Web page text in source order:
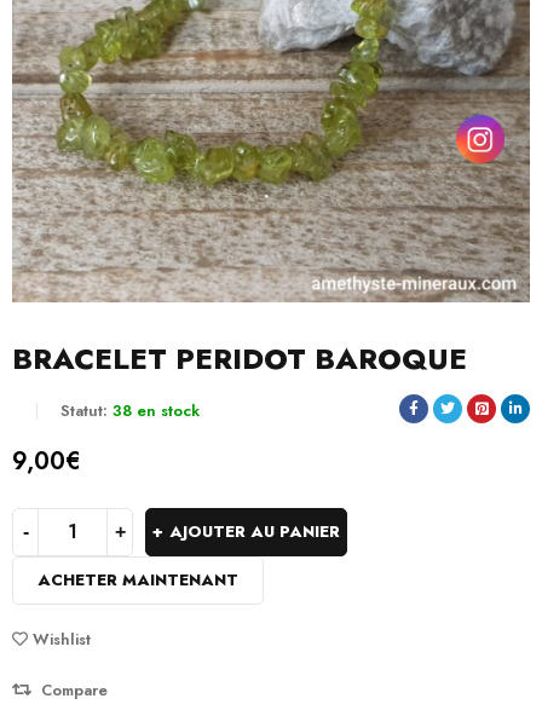
BRACELET PERIDOT BAROQUE
Statut: 38 en stock
9,00€
AJOUTER AU PANIER
ACHETER MAINTENANT
Wishlist
Compare